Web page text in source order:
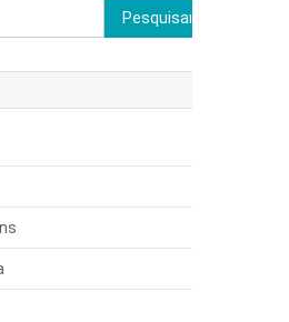
Pesquisar
por: